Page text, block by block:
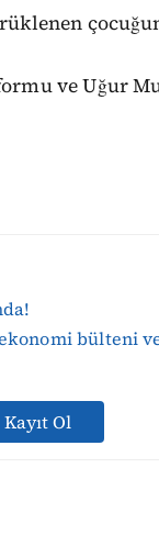
çocuğun
ve Uğur
bülteni
Kayıt Ol